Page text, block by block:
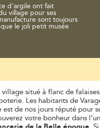
d'argile ont fait
village pour ses
sont toujours
le joli petit musée
situé à flanc de
Les habitants de
de nos jours réputé pour
votre bonheur dans